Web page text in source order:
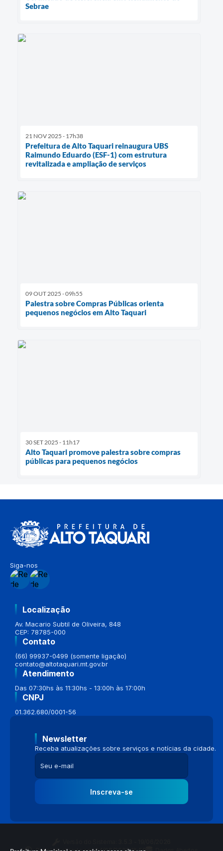
Sebrae
21 NOV 2025 - 17h38
Prefeitura de Alto Taquari reinaugura UBS
Raimundo Eduardo (ESF-1) com estrutura
revitalizada e ampliação de serviços
09 OUT 2025 - 09h55
Palestra sobre Compras Públicas orienta
pequenos negócios em Alto Taquari
30 SET 2025 - 11h17
Alto Taquari promove palestra sobre compras
públicas para pequenos negócios
Siga-nos
Localização
Av. Macario Subtil de Oliveira, 848
CEP: 78785-000
Contato
(66) 99937-0499 (somente ligação)
contato@altotaquari.mt.gov.br
Atendimento
Das 07:30hs às 11:30hs - 13:00h às 17:00h
CNPJ
01.362.680/0001-56
Newsletter
Receba atualizações sobre serviços e notícias da cidade.
Inscreva-se